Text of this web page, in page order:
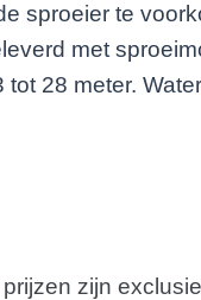
sproeier te
met
tot 28 meter.
zijn